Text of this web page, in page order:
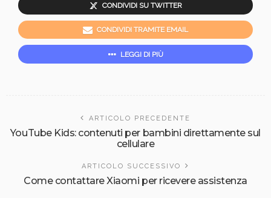
CONDIVIDI SU TWITTER
CONDIVIDI TRAMITE EMAIL
LEGGI DI PIÙ
ARTICOLO PRECEDENTE
YouTube Kids: contenuti per bambini direttamente sul
cellulare
ARTICOLO SUCCESSIVO
Come contattare Xiaomi per ricevere assistenza